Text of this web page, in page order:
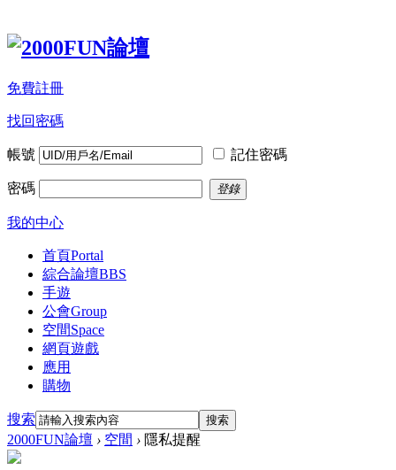
免費註冊
找回密碼
帳號 記住密碼
密碼 登錄
我的中心
首頁Portal
綜合論壇BBS
手遊
公會Group
空間Space
網頁遊戲
應用
購物
搜索 搜索
2000FUN論壇 › 空間 › 隱私提醒